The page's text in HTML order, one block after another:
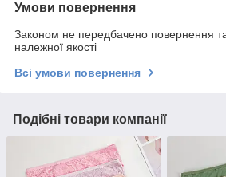
Умови повернення
Законом не передбачено повернення
належної якості
Всі умови повернення
Подібні товари компанії